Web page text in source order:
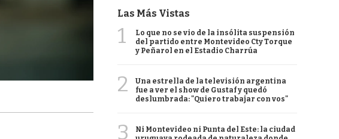
Las Más Vistas
1
Lo que no se vio de la insólita suspensión
del partido entre Montevideo Cty Torque
y Peñarol en el Estadio Charrúa
2
Una estrella de la televisión argentina
fue a ver el show de Gustaf y quedó
deslumbrada: "Quiero trabajar con vos"
3
Ni Montevideo ni Punta del Este: la ciudad